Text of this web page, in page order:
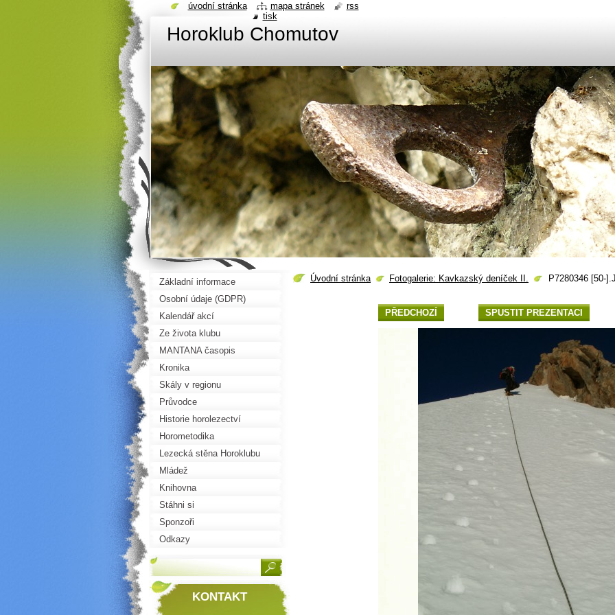
Horoklub Chomutov
Úvodní stránka Fotogalerie: Kavkazský deníček II. P7280346 [50-
PŘEDCHOZÍ SPUSTIT PREZENTACI
Základní informace
Osobní údaje (GDPR)
Kalendář akcí
Ze života klubu
MANTANA časopis
Kronika
Skály v regionu
Průvodce
Historie horolezectví
Horometodika
Lezecká stěna Horoklubu
Mládež
Knihovna
Stáhni si
Sponzoři
Odkazy
KONTAKT
úvodní stránka mapa stránek
rss
tisk